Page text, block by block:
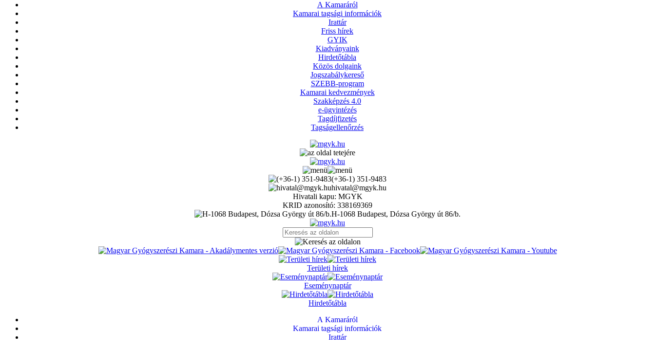
A Kamaráról
Kamarai tagsági információk
Irattár
Friss hírek
GYIK
Kiadványaink
Hirdetőtábla
Közös dolgaink
Jogszabálykereső
SZEBB-program
Kamarai kedvezmények
Szakképzés 4.0
e-ügyintézés
Tagdíjfizetés
Tagságellenőrzés
(+36-1) 351-9483
hivatal@mgyk.hu
Hivatali kapu: MGYK
KRID azonosító: 338169369
H-1068 Budapest, Dózsa György út 86/b.
Területi hírek
Eseménynaptár
Hirdetőtábla
A Kamaráról
Kamarai tagsági információk
Irattár